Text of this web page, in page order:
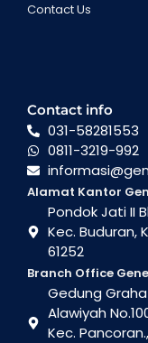
Contact Us
Contact info
031-58281553
0811-3219-992
Alamat Kantor
Pondok Jati II
Kec. Buduran,
61252
Branch Office
Gedung Graha
Alawiyah
Kec.